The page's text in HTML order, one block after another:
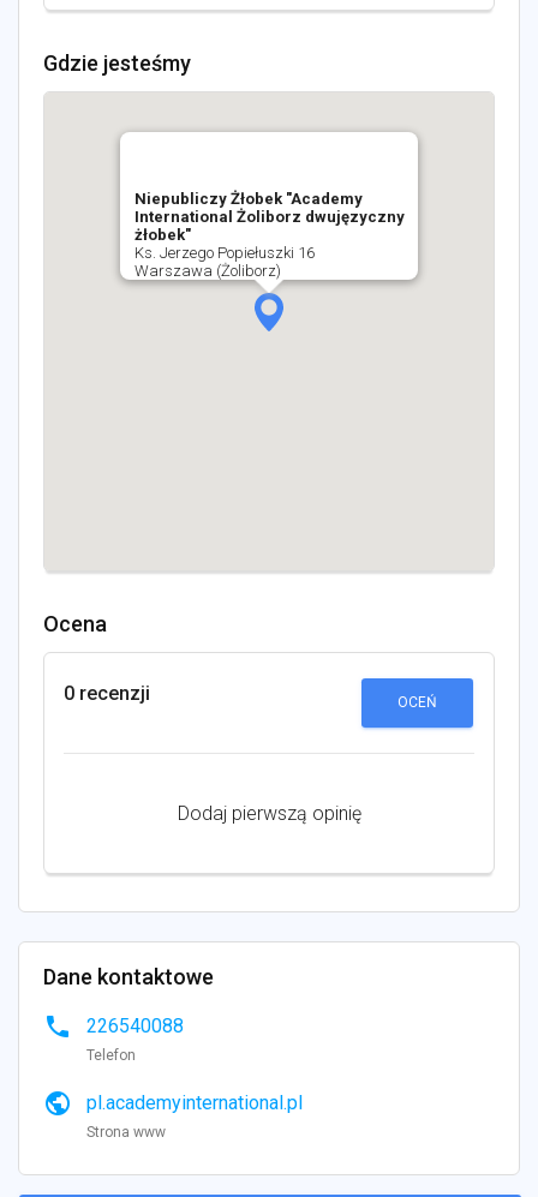
Gdzie jesteśmy
Niepubliczy Żłobek "Academy
International Żoliborz dwujęzyczny
żłobek"
Ks. Jerzego Popiełuszki 16
Warszawa (Żoliborz)
Ocena
0 recenzji OCEŃ
Dodaj pierwszą opinię
Dane kontaktowe
phone 226540088
Telefon
public pl.academyinternational.pl
Strona www